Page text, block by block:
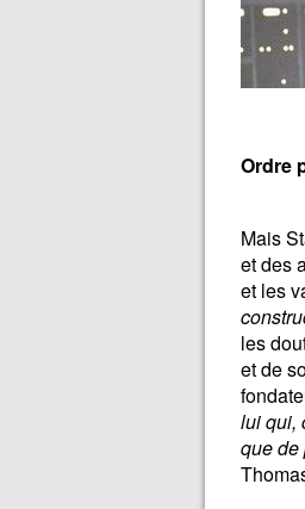
Ordre
Mais
et des
et les
les
et de
lui qui,
que de